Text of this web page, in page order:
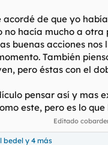
de que yo
no hacía mucho a otra
buenas acciones nos
También
pero éstas con el
pensar así y mas
este, pero es lo que
Editado
bedel y 4 más